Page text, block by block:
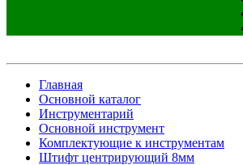
Главная
Основной каталог
Инструментарий
Основной инструмент
Комплектующие к инструментам
Штифт центрирующий 8мм